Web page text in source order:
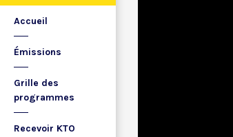
Accueil
Émissions
Grille des
programmes
Recevoir KTO